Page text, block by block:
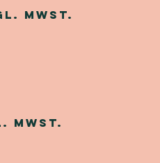
MwSt.
MwSt.